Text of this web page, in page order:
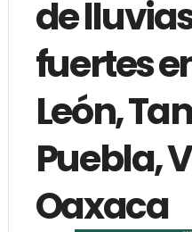
de
fuertes
León,
Puebla,
Oaxaca